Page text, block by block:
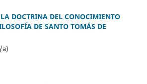
DOCTRINA DEL CONOCIMIENTO
DE SANTO TOMÁS DE
a)